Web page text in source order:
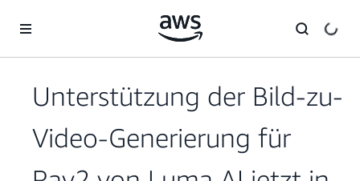
Überspringen zum Hauptinhalt
Unterstützung der Bild-zu-
Video-Generierung für